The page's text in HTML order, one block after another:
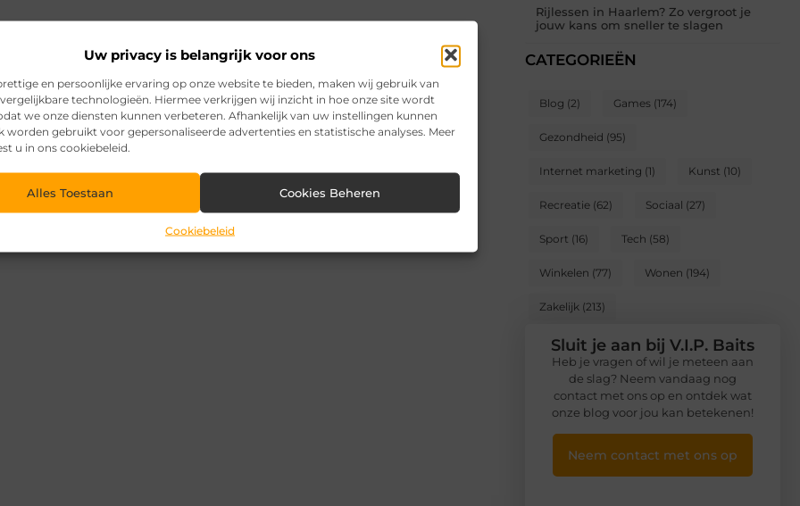
Uw privacy is belangrijk voor ons
en persoonlijke ervaring op onze website te bieden, maken wij gebruik van
technologieën. Hiermee verkrijgen wij inzicht in hoe onze site wordt
we onze diensten kunnen verbeteren. Afhankelijk van uw instellingen kunnen
worden gebruikt voor gepersonaliseerde advertenties en statistische analyses. Meer
u in ons cookiebeleid.
Alles Toestaan Cookies Beheren
Cookiebeleid
Rijlessen in Haarlem? Zo vergroot je
jouw kans om sneller te slagen
CATEGORIEËN
Blog (2) Games (174)
Gezondheid (95)
Internet marketing (1) Kunst (10)
Recreatie (62) Sociaal (27)
Sport (16) Tech (58)
Winkelen (77) Wonen (194)
Zakelijk (213)
Sluit je aan bij V.I.P. Baits
Heb je vragen of wil je meteen aan
de slag? Neem vandaag nog
contact met ons op en ontdek wat
onze blog voor jou kan betekenen!
Neem contact met ons op